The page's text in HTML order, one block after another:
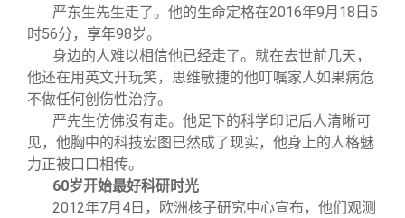
联系我们
严东生先生走了。他的生命定格在2016年9月18日5
时56分，享年98岁。
身边的人难以相信他已经走了。就在去世前几天，
他还在用英文开玩笑，思维敏捷的他叮嘱家人如果病危
不做任何创伤性治疗。
严先生仿佛没有走。他足下的科学印记后人清晰可
见，他胸中的科技宏图已然成了现实，他身上的人格魅
力正被口口相传。
60岁开始最好科研时光
2012年7月4日，欧洲核子研究中心宣布，他们观测